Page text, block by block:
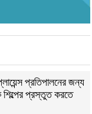
প্রতিপালনের জন্য
শিল্পের প্রস্তুত করতে